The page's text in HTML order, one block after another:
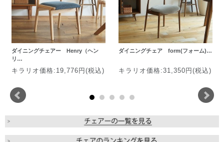
ダイニングチェアー Henry（ヘン
リ…
キラリオ価格:19,776円(税込)
ダイニングチェア form(フォーム)…
キラリオ価格:31,350円(税込)